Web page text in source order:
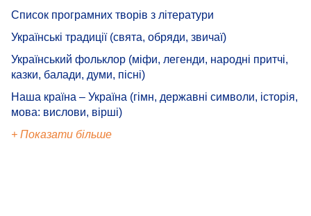
Список програмних творів з літератури
Українські традиції (свята, обряди, звичаї)
Український фольклор (міфи, легенди, народні притчі,
казки, балади, думи, пісні)
Наша країна – Україна (гімн, державні символи, історія,
мова: вислови, вірші)
+ Показати більше